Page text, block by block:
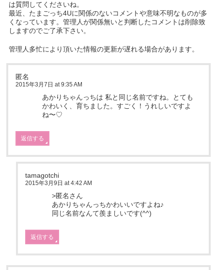
は質問してくださいね。
最近、たまごっち4Uに関係のないコメントや意味不明なものが多
くなっています。管理人が関係無いと判断したコメントは削除致
しますのでご了承下さい。
管理人多忙により頂いた情報の更新が遅れる場合があります。
匿名
2015年3月7日 at 9:35 AM
あかりちゃんっちは 私と同じ名前ですね。とても
かわいく、育ちました。すごく！うれしいですよ
ね〜♡
返信する
tamagotchi
2015年3月9日 at 4:42 AM
>匿名さん
あかりちゃんっちかわいいですよね♪
同じ名前なんて羨ましいです(^^)
返信する